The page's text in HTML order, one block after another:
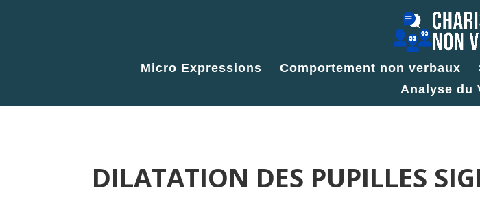
Micro Expressions Comportement non verbaux
Analyse du
DILATATION DES PUPILLES